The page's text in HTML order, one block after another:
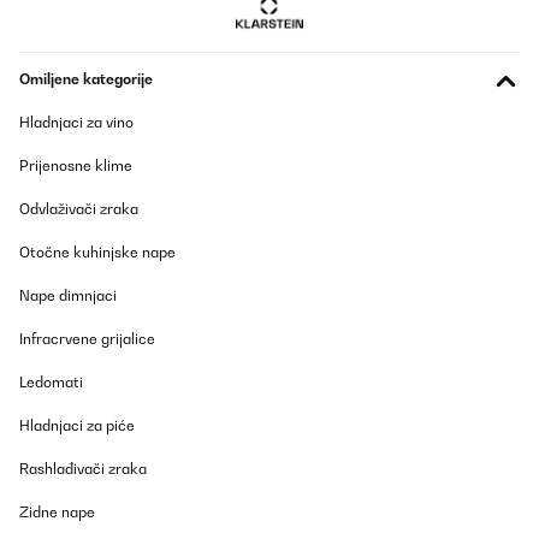
Erfahrung mit den kleinen Brewzillas, aber der Große Brewzilla
fürs Bier brauen eigentlich nur einen großen Topf braucht indem
man die Würze zum kochen bringen kann. Dachte ich mir was
das man nicht zu viel Umrührt weil sonst die Feinteile durch das
Überhitzungsschuss ggf. auslöst. Wenn man das beachtet. Super
Prevedi
Omiljene kategorije
Hladnjaci za vino
Prijenosne klime
Odvlaživači zraka
Otočne kuhinjske nape
Nape dimnjaci
Infracrvene grijalice
Ledomati
Hladnjaci za piće
Rashlađivači zraka
Zidne nape